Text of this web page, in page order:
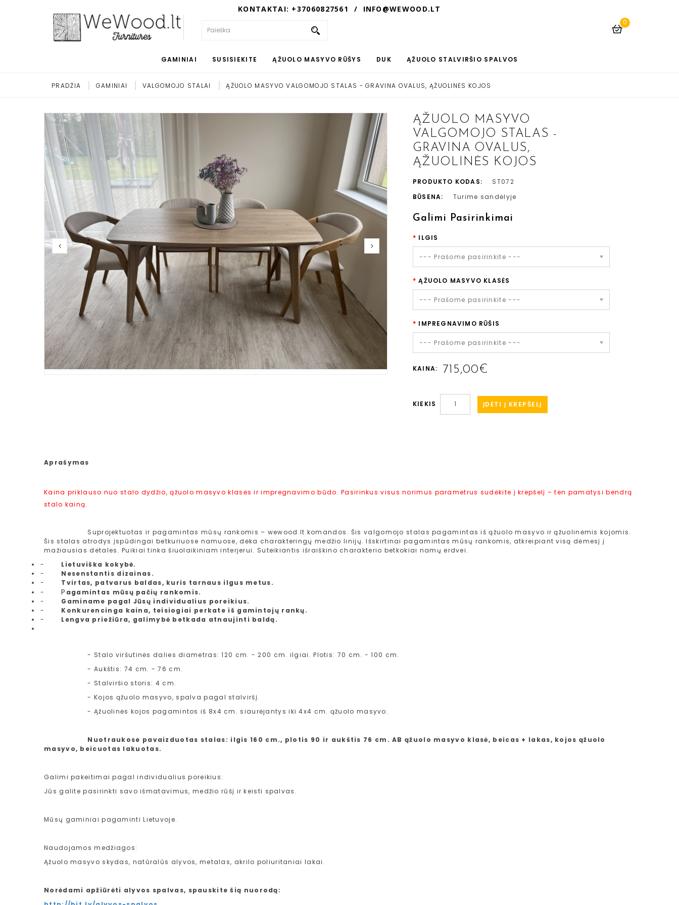
KONTAKTAI: +37060827561 / INFO@WEWOOD.LT
0
GAMINIAI SUSISIEKITE ĄŽUOLO MASYVO RŪŠYS DUK ĄŽUOLO STALVIRŠIO SPALVOS
PRADŽIA GAMINIAI VALGOMOJO STALAI ĄŽUOLO MASYVO VALGOMOJO STALAS - GRAVINA OVALUS, ĄŽUOLINĖS KOJOS
ĄŽUOLO MASYVO
VALGOMOJO STALAS -
GRAVINA OVALUS,
ĄŽUOLINĖS KOJOS
PRODUKTO KODAS:
ST072
BŪSENA:
Turime sandėlyje
Galimi Pasirinkimai
ILGIS
--- Prašome pasirinkite ---
ĄŽUOLO MASYVO KLASĖS
--- Prašome pasirinkite ---
IMPREGNAVIMO RŪŠIS
--- Prašome pasirinkite ---
KAINA: 715,00€
KIEKIS ĮDĖTI Į KREPŠELĮ
Aprašymas
Kaina priklauso nuo stalo dydžio, ąžuolo masyvo klasės ir impregnavimo būdo. Pasirinkus visus norimus parametrus sudėkite į krepšelį – ten pamatysi bendrą
stalo kainą.
Suprojektuotas ir pagamintas mūsų rankomis – wewood.lt komandos. Šis valgomojo stalas pagamintas iš ąžuolo masyvo ir ąžuolinėmis kojomis.
Šis stalas atrodys įspūdingai betkuriuose namuose, dėka charakteringų medžio linijų. Išskirtinai pagamintas mūsų rankomis, atkreipiant visą dėmesį į
mažiausias detales. Puikiai tinka šiuolaikiniam interjerui. Suteikiantis išraiškino charakterio betkokiai namų erdvei.
-
Lietuviška kokybė.
-
Nesenstantis dizainas.
-
Tvirtas, patvarus baldas, kuris tarnaus ilgus metus.
-
P agamintas mūsų pačių rankomis.
-
Gaminame pagal Jūsų individualius poreikius.
-
Konkurencinga kaina, teisiogiai perkate iš gamintojų rankų.
-
Lengva priežiūra, galimybė betkada atnaujinti baldą.
- Stalo viršutinės dalies diametras: 120 cm. - 200 cm. ilgiai. Plotis: 70 cm. - 100 cm.
- Aukštis: 74 cm. - 76 cm.
- Stalviršio storis: 4 cm.
- Kojos ąžuolo masyvo, spalva pagal stalviršį.
- Ąžuolinės kojos pagamintos iš 8x4 cm. siaurėjantys iki 4x4 cm. ąžuolo masyvo.
Nuotraukose pavaizduotas stalas: ilgis 160 cm., plotis 90 ir aukštis 76 cm. AB ąžuolo masyvo klasė, beicas + lakas, kojos ąžuolo
masyvo, beicuotas lakuotas.
Galimi pakeitimai pagal individualius poreikius:
Jūs galite pasirinkti savo išmatavimus, medžio rūšį ir keisti spalvas.
Mūsų gaminiai pagaminti Lietuvoje.
Naudojamos medžiagos:
Ąžuolo masyvo skydas, natūralūs alyvos, metalas, akrilo poliuritaniai lakai.
Norėdami apžiūrėti alyvos spalvas, spauskite šią nuorodą: